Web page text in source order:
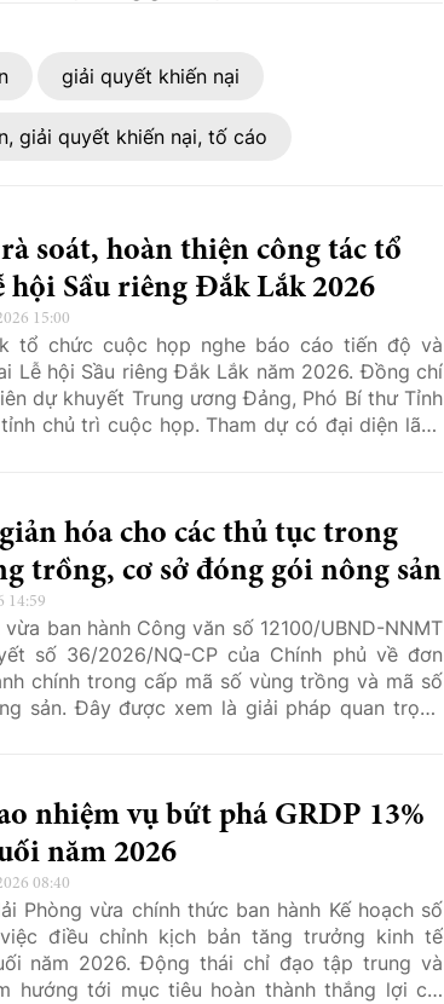
giải quyết khiến nại
giải quyết khiến nại, tố cáo
soát, hoàn thiện công tác tổ
hội Sầu riêng Đắk Lắk 2026
15:00
tổ chức cuộc họp nghe báo cáo tiến độ và
Lễ hội Sầu riêng Đắk Lắk năm 2026. Đồng chí
dự khuyết Trung ương Đảng, Phó Bí thư Tỉnh
chủ trì cuộc họp. Tham dự có đại diện lãnh
hóa cho các thủ tục trong
trồng, cơ sở đóng gói nông sản
14:59
ban hành Công văn số 12100/UBND-NNMT
số 36/2026/NQ-CP của Chính phủ về đơn
chính trong cấp mã số vùng trồng và mã số
sản. Đây được xem là giải pháp quan trọng
nhiệm vụ bứt phá GRDP 13%
năm 2026
08:40
Phòng vừa chính thức ban hành Kế hoạch số
điều chỉnh kịch bản tăng trưởng kinh tế
năm 2026. Động thái chỉ đạo tập trung và
hướng tới mục tiêu hoàn thành thắng lợi chỉ